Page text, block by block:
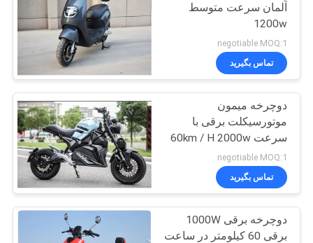
برو بارت کارت
روروک مخصوص بچه
ها بزرگسالان
98
آلمان سرعت متوسط ​​
1200w
negotiable MOQ:1
تماس بگیرید
دوچرخه میمون
موتورسیکلت برقی با
سرعت 60km / H 2000w
با باتری های اسید سرب
negotiable MOQ:1
تماس بگیرید
دوچرخه برقی 1000W
برقی 60 کیلومتر در ساعت